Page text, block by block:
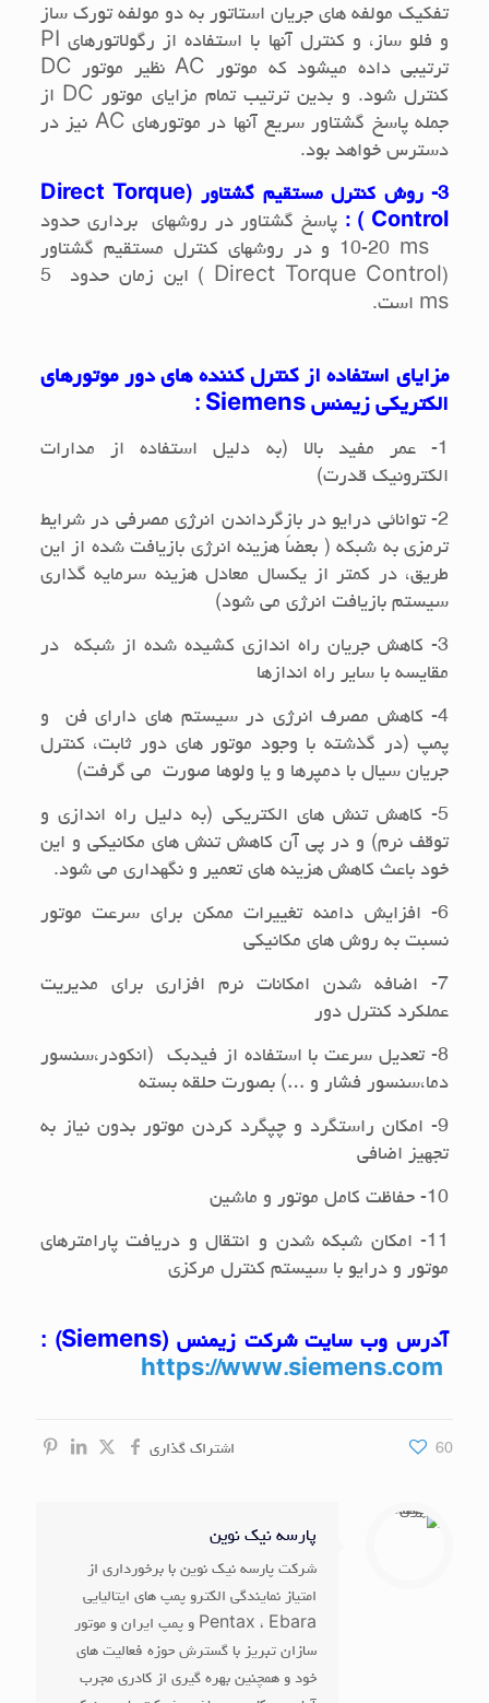
تفکیک مولفه های جریان استاتور به دو مولفه تورک ساز
و فلو ساز، و کنترل آنها با استفاده از رگولاتورهای PI
ترتیبی داده میشود که موتور ACنظیر موتور DC
کنترل شود. و بدین ترتیب تمام مزایای موتور DC از
جمله پاسخ گشتاور سریع آنها در موتورهای AC نیز در
دسترس خواهد بود.
3- روش کنترل مستقیم گشتاور (
Direct Torque
Control
) : پاسخ گشتاور در روشهای برداری حدود
10-20 ms و در روشهای کنترل مستقیم گشتاور
(
Direct Torque Control ) این زمان حدود 5
ms است.
مزاياي استفاده از كنترل كننده هاي دور موتورهاي
الكتريكي زیمنس Siemens
:
1- عمر مفيد بالا (به دليل استفاده از مدارات
الكترونيك قدرت)
2- توانائي درايو در بازگرداندن انرژي مصرفي در شرایط
ترمزی به شبكه ( بعضاً هزينه انرژي بازيافت شده از اين
طريق، در كمتر از يكسال معادل هزينه سرمايه گذاري
سيستم بازيافت انرژي مي شود)
3- كاهش جريان راه اندازی كشيده شده از شبكه در
مقایسه با سایر راه اندازها
4- كاهش مصرف انرژي در سيستم هاي داراي فن و
پمپ (در گذشته با وجود موتور هاي دور ثابت، كنترل
جريان سيال با دمپرها و یا ولوها صورت مي گرفت)
5- كاهش تنش هاي الكتريكي (به دليل راه اندازي و
توقف نرم) و در پي آن كاهش تنش هاي مكانيكي و اين
خود باعث كاهش هزينه هاي تعمير و نگهداري مي شود.
6- افزايش دامنه تغييرات ممكن براي سرعت موتور
نسبت به روش هاي مكانيكي
7- اضافه شدن امكانات نرم افزاري براي مديريت
عملكرد كنترل دور
8- تعدیل سرعت با استفاده از فیدبک (انکودر،سنسور
دما،سنسور فشار و …) بصورت حلقه بسته
9- امکان راستگرد و چپگرد کردن موتور بدون نیاز به
تجهیز اضافی
10- حفاظت کامل موتور و ماشین
11- امکان شبکه شدن و انتقال و دریافت پارامترهای
موتور و درایو با سیستم کنترل مرکزی
آدرس وب سایت شرکت زیمنس (Siemens
) :
https://www.siemens.com
اشتراک گذاری 60
پارسه نیک نوین
شرکت پارسه نیک نوین با برخورداری از
امتیاز نمایندگی الکترو پمپ های ایتالیایی
Pentax ، Ebara و پمپ ایران و موتور
سازان تبریز با گسترش حوزه فعالیت های
خود و همچنین بهره گیری از کادری مجرب